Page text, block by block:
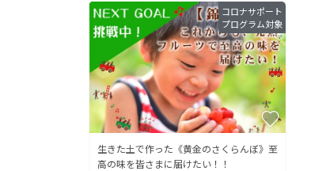
コロナサポート
プログラム対象
生きた土で作った《黄金のさくらんぼ》至
高の味を皆さまに届けたい！！